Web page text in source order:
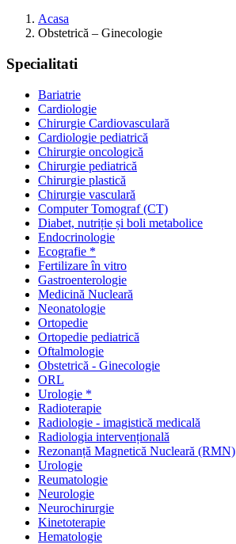
Acasa
Obstetrică – Ginecologie
Specialitati
Bariatrie
Cardiologie
Chirurgie Cardiovasculară
Cardiologie pediatrică
Chirurgie oncologică
Chirurgie pediatrică
Chirurgie plastică
Chirurgie vasculară
Computer Tomograf (CT)
Diabet, nutriție și boli metabolice
Endocrinologie
Ecografie *
Fertilizare în vitro
Gastroenterologie
Medicină Nucleară
Neonatologie
Ortopedie
Ortopedie pediatrică
Oftalmologie
Obstetrică - Ginecologie
ORL
Urologie *
Radioterapie
Radiologie - imagistică medicală
Radiologia intervențională
Rezonanță Magnetică Nucleară (RMN)
Urologie
Reumatologie
Neurologie
Neurochirurgie
Kinetoterapie
Hematologie